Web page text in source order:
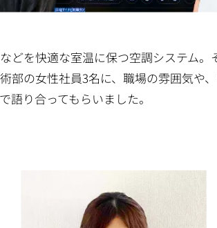
どを快適な室温に保つ空調システム
部の女性社員3名に、職場の雰囲気や
り合ってもらいました。